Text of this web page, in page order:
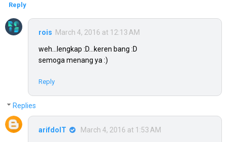
Reply
rois March 4, 2016 at 12:13 AM
weh...lengkap :D...keren bang :D
semoga menang ya :)
Reply
Replies
arifdoIT March 4, 2016 at 1:53 AM